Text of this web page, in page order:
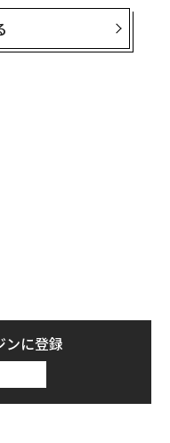
。複雑性が増大する
るというものだ。
はネットワークに
換えている。ワーク
され、よりリアルタ
ンに登録